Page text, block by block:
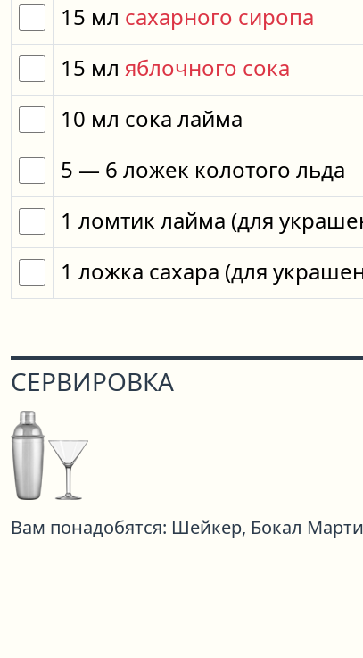
15 мл сахарного сиропа
15 мл яблочного сока
10 мл сока лайма
5 — 6 ложек колотого льда
1 ломтик лайма (для
1 ложка сахара (для
СЕРВИРОВКА
Вам понадобятся: Шейкер, Бокал